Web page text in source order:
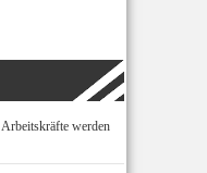
werden